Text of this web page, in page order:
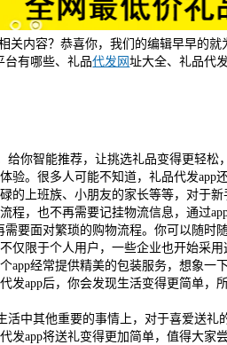
关内容？恭喜你，我们的编辑早早的
台有哪些、礼品代发网址大全、礼品代
你智能推荐，让挑选礼品变得更轻松
验。很多人可能不知道，礼品代发app
的上班族、小朋友的家长等等，对于新
程，也不再需要记挂物流信息，通过
要面对繁琐的购物流程。你可以随时
仅限于个人用户，一些企业也开始采
app经常提供精美的包装服务，想象一
发app后，你会发现生活变得更简单，
中其他重要的事情上，对于喜爱送礼
发app将送礼变得更加简单，值得大家